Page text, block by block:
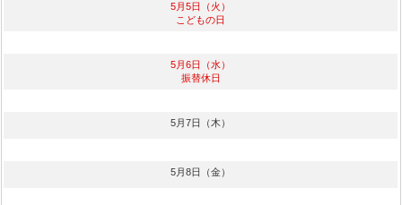
5月5日（火）
こどもの日
5月6日（水）
振替休日
5月7日（木）
5月8日（金）